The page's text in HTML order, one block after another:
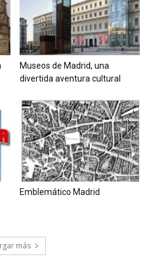
Museos de Madrid, una
divertida aventura cultural
Emblemático Madrid
más